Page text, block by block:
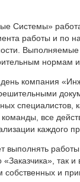
Системы»
работы и по
нормам
компания
специалистов,
все
каждого
выполнять
«Заказчика», так
собственных и